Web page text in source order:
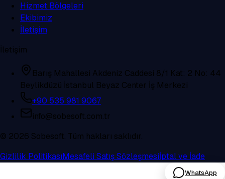
Hizmet Bölgeleri
Ekibimiz
İletişim
İletişim
Barış Mahallesi Akdeniz Caddesi 8/1 Kat: 2 No: 44
Beylikdüzü İstanbul Beyaz Center İş Merkezi
+90 535 981 9067
info@sobesoft.com.tr
© 2026 Sobesoft. Tüm hakları saklıdır.
Gizlilik PolitikasıMesafeli Satış Sözleşmesiİptal ve İade
WhatsApp